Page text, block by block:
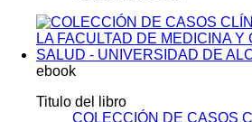
ebook
Titulo del libro
COLECCIÓN DE CASOS